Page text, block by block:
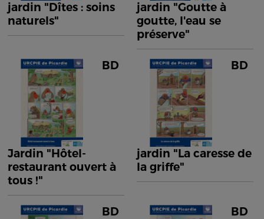
jardin "Dîtes : soins
naturels"
jardin "Goutte à
goutte, l'eau se
préserve"
BD
Jardin "Hôtel-
restaurant ouvert à
tous !"
BD
jardin "La caresse de
la griffe"
BD BD